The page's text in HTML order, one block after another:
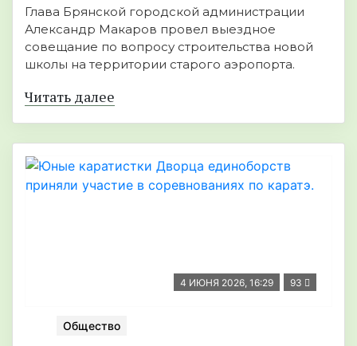
Глава Брянской городской администрации
Александр Макаров провел выездное
совещание по вопросу строительства новой
школы на территории старого аэропорта.
Читать далее
4 ИЮНЯ 2026, 16:29 93
Общество